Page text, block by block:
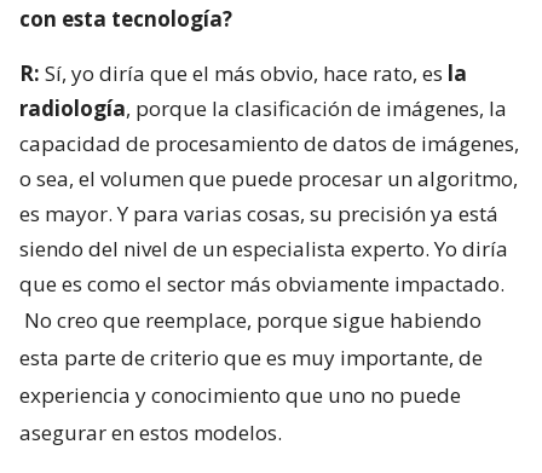
con esta tecnología?
R: Sí, yo diría que el más obvio, hace rato, es la
radiología, porque la clasificación de imágenes, la
capacidad de procesamiento de datos de imágenes,
o sea, el volumen que puede procesar un algoritmo,
es mayor. Y para varias cosas, su precisión ya está
siendo del nivel de un especialista experto. Yo diría
que es como el sector más obviamente impactado.
No creo que reemplace, porque sigue habiendo
esta parte de criterio que es muy importante, de
experiencia y conocimiento que uno no puede
asegurar en estos modelos.